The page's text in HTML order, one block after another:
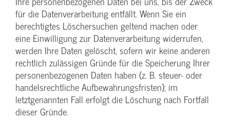
für die Datenverarbeitung entfällt. Wenn Sie ein
berechtigtes Löschersuchen geltend machen oder
eine Einwilligung zur Datenverarbeitung widerrufen,
werden Ihre Daten gelöscht, sofern wir keine anderen
rechtlich zulässigen Gründe für die Speicherung Ihrer
personenbezogenen Daten haben (z. B. steuer- oder
handelsrechtliche Aufbewahrungsfristen); im
letztgenannten Fall erfolgt die Löschung nach Fortfall
dieser Gründe.